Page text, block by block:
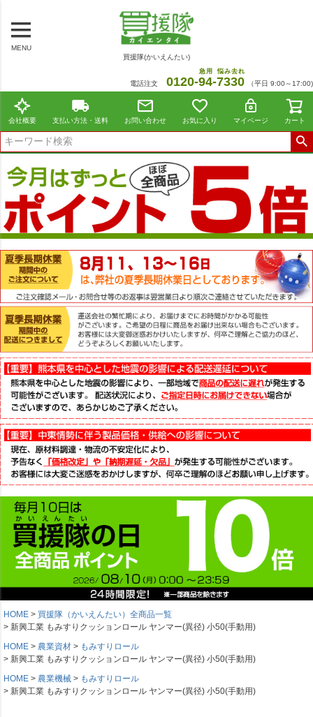
MENU
買援隊(かいえんたい)
電話注文 0120-94
急用
-7330
悩み去れ
（平日 9:00～17:00)
会社概要 支払い方法・送料 お問い合わせ お気に入り マイページ カート
HOME
買援隊（かいえんたい）全商品一覧
新興工業 もみすりクッションロール ヤンマー(異径) 小50(手動用)
HOME
農業資材
もみすりロール
新興工業 もみすりクッションロール ヤンマー(異径) 小50(手動用)
HOME
農業機械
もみすりロール
新興工業 もみすりクッションロール ヤンマー(異径) 小50(手動用)